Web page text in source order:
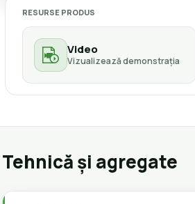
RESURSE PRODUS
Video
Vizualizează demonstrația
Tehnică și agregate